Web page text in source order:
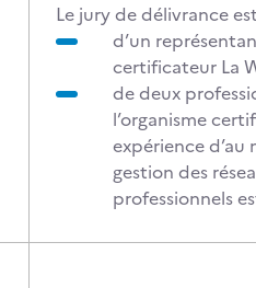
Le jury de délivrance
d’un
certificateur La
de deux
l’organisme
expérience d’au
gestion des
professionnels